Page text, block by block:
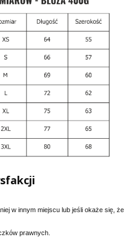
w innym miejscu lub jeśli okaże się, że
prawnych.